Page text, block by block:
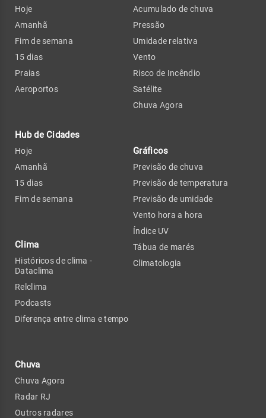
Hoje
Amanhã
Fim de semana
15 dias
Praias
Aeroportos
Hub de Cidades
Hoje
Amanhã
15 dias
Fim de semana
Clima
Históricos de clima -
Dataclima
Relclima
Podcasts
Diferença entre clima e tempo
Chuva
Chuva Agora
Radar RJ
Outros radares
Acumulado de chuva
Pressão
Umidade relativa
Vento
Risco de Incêndio
Satélite
Chuva Agora
Gráficos
Previsão de chuva
Previsão de temperatura
Previsão de umidade
Vento hora a hora
Índice UV
Tábua de marés
Climatologia